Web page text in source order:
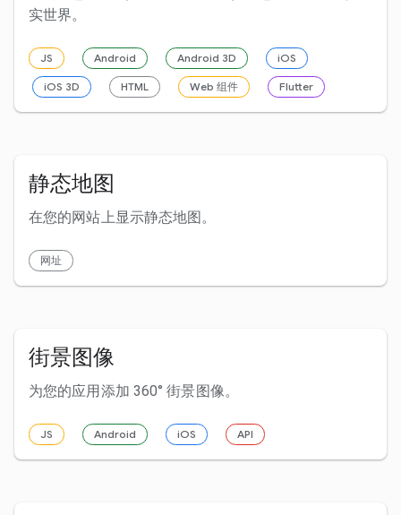
实世界。
JS Android Android 3D iOS
iOS 3D HTML Web 组件 Flutter
静态地图
在您的网站上显示静态地图。
网址
街景图像
为您的应用添加 360° 街景图像。
JS Android iOS API